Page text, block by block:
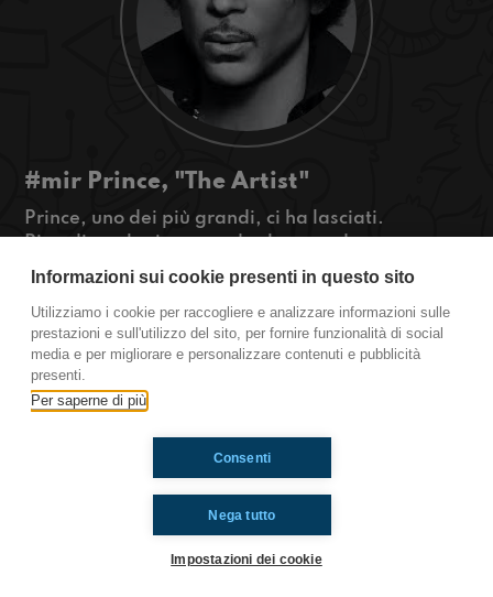
#mir Prince, "The Artist"
Prince, uno dei più grandi, ci ha lasciati.
Ricordiamolo riscoprendo che grande
personaggio è stato!
Mirandola
Ti è piaciuto? Condividilo!
Informazioni sui cookie presenti in questo sito
Utilizziamo i cookie per raccogliere e analizzare informazioni sulle
prestazioni e sull'utilizzo del sito, per fornire funzionalità di social
media e per migliorare e personalizzare contenuti e pubblicità
presenti.
Per saperne di più
Nega tutto
Consenti
Impostazioni dei cookie